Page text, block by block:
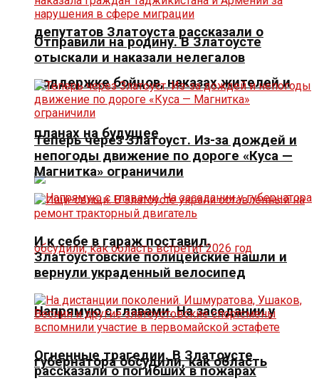
депутатов Златоуста рассказали о
поддержке бойцов, наказах жителей и
планах на будущее
Напрямую с главами. На заседании у
губернатора обсудили, как область
Отправили на родину. В Златоусте
отыскали и наказали нелегалов
Теперь через Златоуст. Из-за дождей и
непогоды движение по дороге «Куса —
Магнитка» ограничили
И к себе в гараж поставил.
Златоустовские полицейские нашли и
вернули украденный велосипед
Огненные трагедии. В Златоусте
рассказали о погибших в пожарах